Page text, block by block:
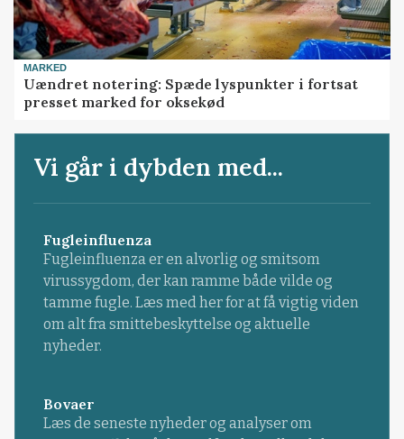
MARKED
Uændret notering: Spæde lyspunkter i fortsat
presset marked for oksekød
Vi går i dybden med...
Fugleinfluenza
Fugleinfluenza er en alvorlig og smitsom
virussygdom, der kan ramme både vilde og
tamme fugle. Læs med her for at få vigtig viden
om alt fra smittebeskyttelse og aktuelle
nyheder.
Bovaer
Læs de seneste nyheder og analyser om